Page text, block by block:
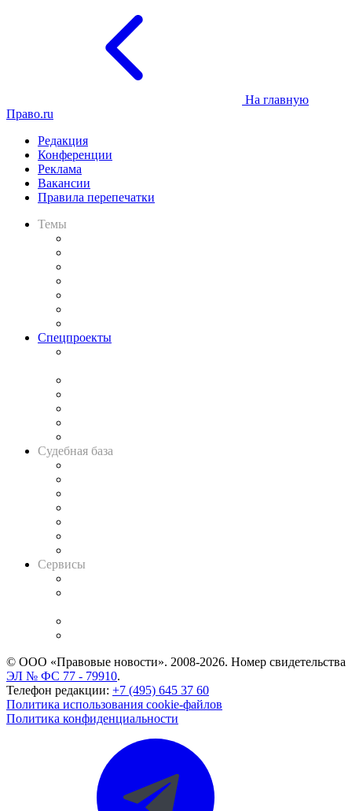
На главную
Право.ru
Редакция
Конференции
Реклама
Вакансии
Правила перепечатки
Темы
Спецпроекты
Судебная база
Сервисы
© ООО «Правовые новости». 2008-2026. Номер свидетельства
ЭЛ № ФС 77 - 79910.
Телефон редакции: +7 (495) 645 37 60
Политика использования cookie-файлов
Политика конфиденциальности